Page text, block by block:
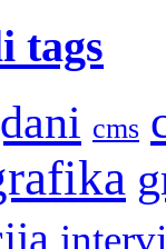
tags
cms